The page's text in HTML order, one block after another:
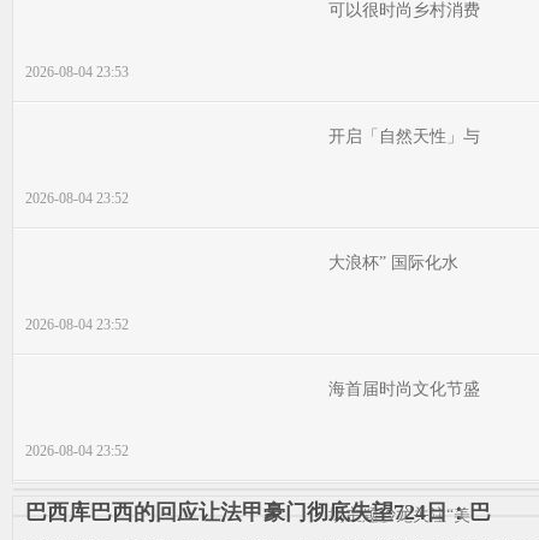
可以很时尚乡村消费
2026-08-04 23:53
开启「自然天性」与
2026-08-04 23:52
大浪杯” 国际化水
2026-08-04 23:52
海首届时尚文化节盛
2026-08-04 23:52
场主题沙龙关注“美
巴西库巴西的回应让法甲豪门彻底失望724日：巴